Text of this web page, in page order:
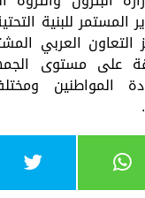
المستمر للبنية
التعاون العربي
على مستوى
المواطنين